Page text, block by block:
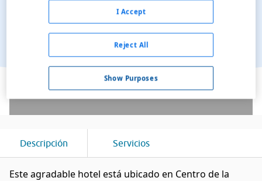
Ver en el mapa
Descripción Servicios
Este agradable hotel está ubicado en Centro de la
Show Purposes
Reject All
I Accept